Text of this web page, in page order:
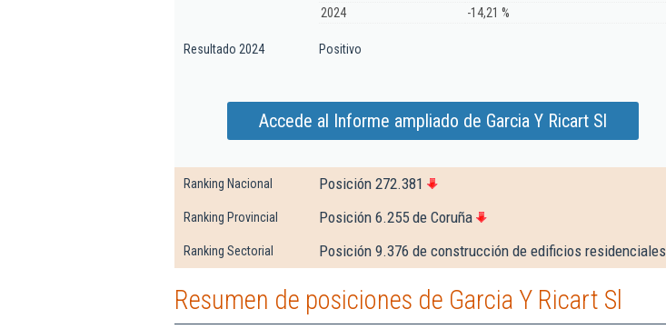
2024
-14,21 %
Resultado 2024 Positivo
Accede al Informe ampliado de Garcia Y Ricart Sl
Ranking Nacional Posición 272.381
Ranking Provincial Posición 6.255 de Coruña
Ranking Sectorial Posición 9.376 de construcción de edificios residenciales
Resumen de posiciones de Garcia Y Ricart Sl